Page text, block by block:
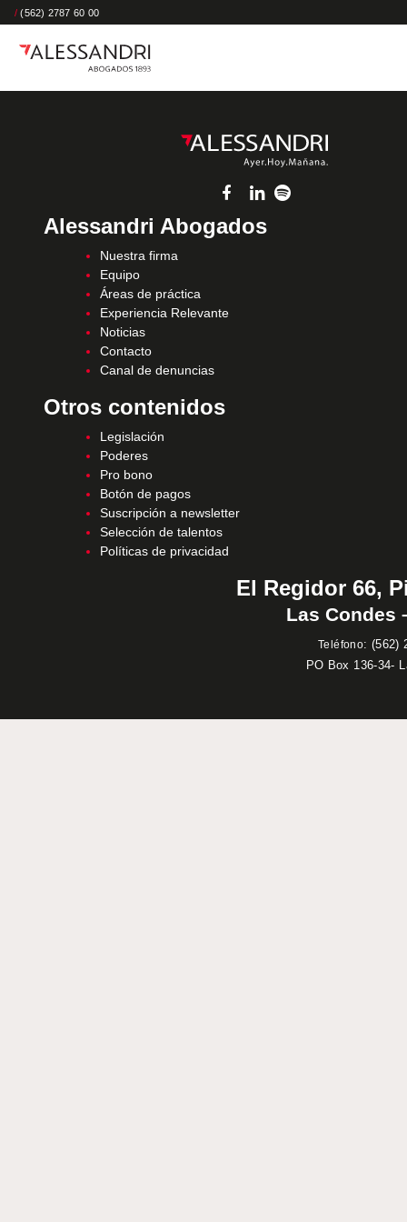
/ (562) 2787 60 00
Alessandri Abogados
Nuestra firma
Equipo
Áreas de práctica
Experiencia Relevante
Noticias
Contacto
Canal de denuncias
Otros contenidos
Legislación
Poderes
Pro bono
Botón de pagos
Suscripción a newsletter
Selección de talentos
Políticas de privacidad
El Regidor 66,
Las Condes
Teléfono: (562)
PO Box 136-34-